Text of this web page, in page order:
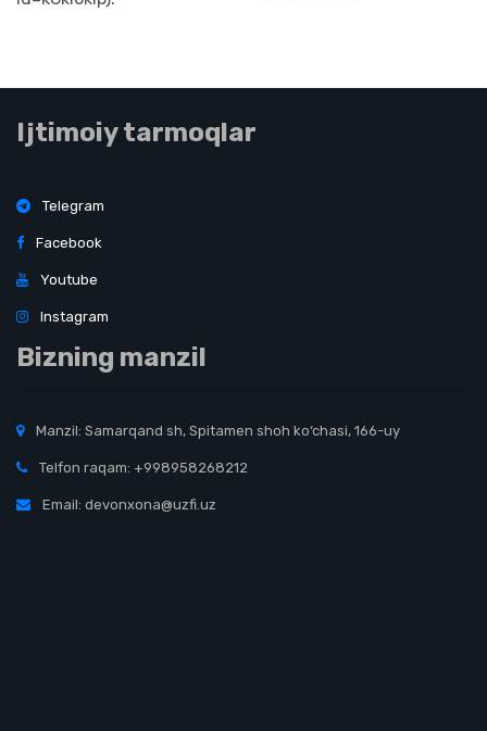
Ijtimoiy tarmoqlar
Telegram
Facebook
Youtube
Instagram
Bizning manzil
Manzil: Samarqand sh, Spitamen shoh ko‘chasi, 166-uy
Telfon raqam: +998958268212
Email: devonxona@uzfi.uz